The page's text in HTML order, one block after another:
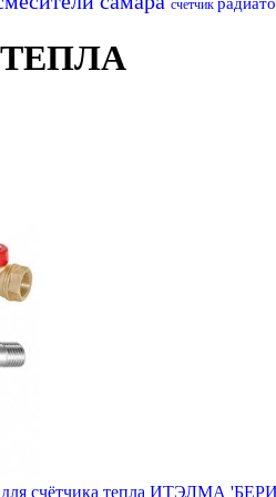
счетчик
счётчика тепла ИТЭЛМА